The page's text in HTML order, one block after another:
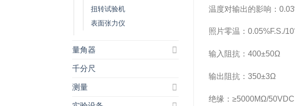
温度对输出的影响：
照片零温：0.05%F.S./
输入阻抗：400±50Ω
输出阻抗：350±3Ω
绝缘：≥5000MΩ/50VDC
扭转试验机
表面张力仪
量角器
千分尺
测量